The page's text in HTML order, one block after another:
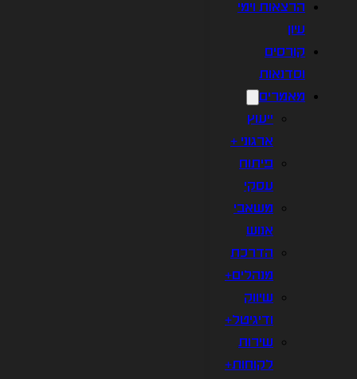
הרצאות וימי
עיון
קורסים
וסדנאות
מאמרים
ייעוץ
ארגוני +
פיתוח
עסקי
משאבי
אנוש
הדרכת
מנהלים+
שיווק
ודיגיטל+
שירות
לקוחות+